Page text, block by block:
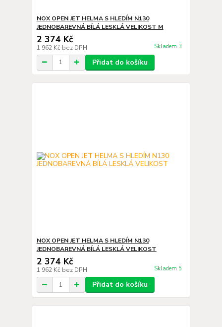
NOX OPEN JET HELMA S HLEDÍM N130
JEDNOBAREVNÁ BÍLÁ LESKLÁ VELIKOST M
2 374 Kč
1 962 Kč bez DPH Skladem 3
Přidat do košíku
NOX OPEN JET HELMA S HLEDÍM N130
JEDNOBAREVNÁ BÍLÁ LESKLÁ VELIKOST
2 374 Kč
1 962 Kč bez DPH Skladem 5
Přidat do košíku